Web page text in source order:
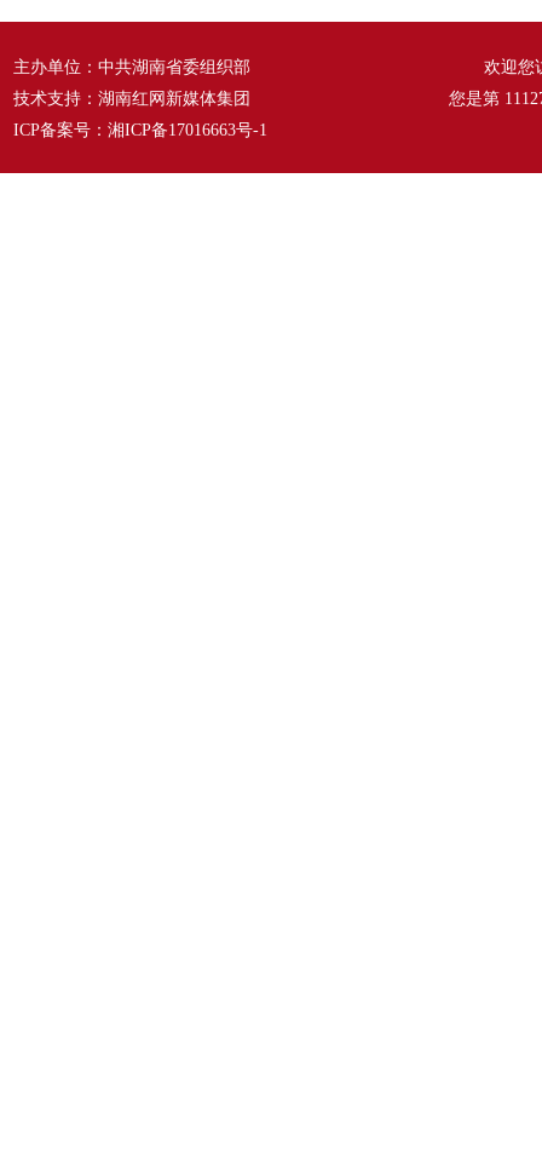
主办单位：中共湖南省委组织部
技术支持：湖南红网新媒体集团
ICP备案号： 湘ICP备17016663号-1
欢迎您
您是第